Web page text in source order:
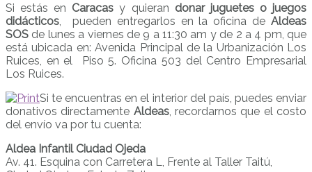
Si estás en Caracas y quieran donar juguetes o juegos
didácticos, pueden entregarlos en la oficina de Aldeas
SOS de lunes a viernes de 9 a 11:30 am y de 2 a 4 pm, que
está ubicada en: Avenida Principal de la Urbanización Los
Ruices, en el Piso 5. Oficina 503 del Centro Empresarial
Los Ruices.
Si te encuentras en el interior del país, puedes enviar
donativos directamente Aldeas, recordarnos que el costo
del envío va por tu cuenta:
Aldea Infantil Ciudad Ojeda
Av. 41. Esquina con Carretera L, Frente al Taller Taitú,